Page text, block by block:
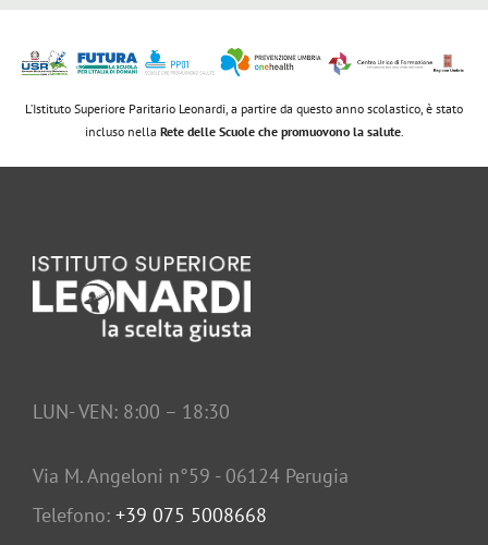
L’Istituto Superiore Paritario Leonardi, a partire da questo anno scolastico, è stato
incluso nella Rete delle Scuole che promuovono la salute.
LUN- VEN: 8:00 – 18:30
Via M. Angeloni n°59 - 06124 Perugia
Telefono: +39 075 5008668